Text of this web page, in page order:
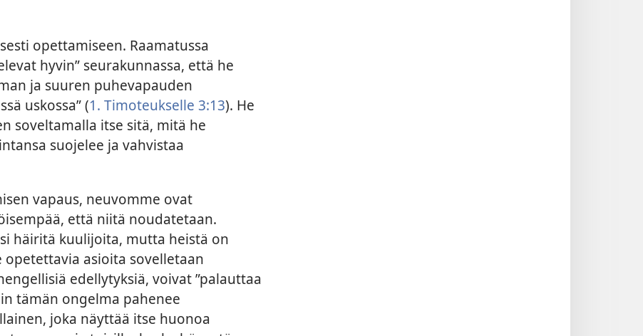
opettamiseen. Raamatussa
hyvin” seurakunnassa, että he
ja suuren puhevapauden
uskossa” (1. Timoteukselle 3:13). He
soveltamalla itse sitä, mitä he
suojelee ja vahvistaa
vapaus, neuvomme ovat
että niitä noudatetaan.
häiritä kuulijoita, mutta heistä on
asioita sovelletaan
edellytyksiä, voivat ”palauttaa
tämän ongelma pahenee
joka näyttää itse huonoa